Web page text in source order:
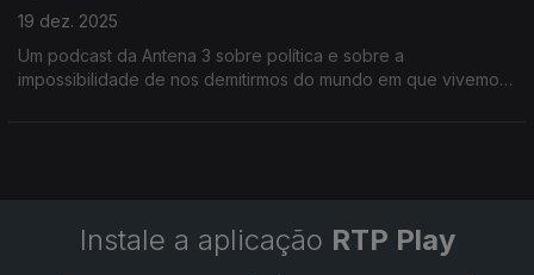
19 dez. 2025
Um podcast da Antena 3 sobre política e sobre a
impossibilidade de nos demitirmos do mundo em que vivemos.
Instale a aplicação RTP Play